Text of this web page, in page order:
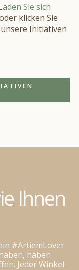
aden Sie sich
klicken Sie
Initiativen
Ihnen
#ArtiemLover.
haben
Jeder Winkel